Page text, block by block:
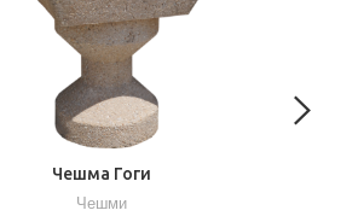
Чешма Гоги
Чешми